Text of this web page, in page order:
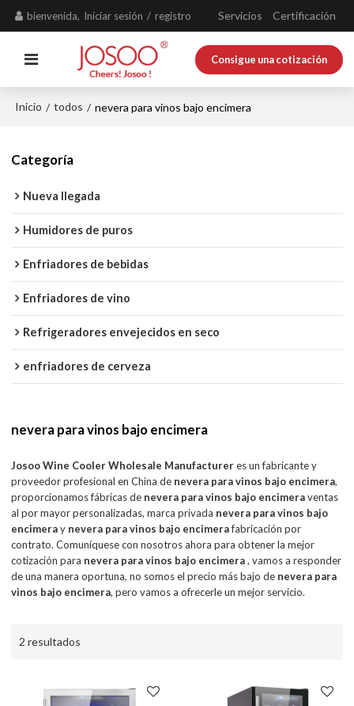
bienvenida, Iniciar sesión / registro Servicios Certificación
Consigue una cotización
Inicio / todos / nevera para vinos bajo encimera
Categoría
Nueva llegada
Humidores de puros
Enfriadores de bebidas
Enfriadores de vino
Refrigeradores envejecidos en seco
enfriadores de cerveza
nevera para vinos bajo encimera
Josoo Wine Cooler Wholesale Manufactureres un fabricante y
proveedor profesional en China de nevera para vinos bajo encimera,
proporcionamos fábricas de nevera para vinos bajo encimeraventas
al por mayor personalizadas, marca privada nevera para vinos bajo
encimeray nevera para vinos bajo encimerafabricación por
contrato. Comuníquese con nosotros ahora para obtener la mejor
cotización para nevera para vinos bajo encimera, vamos a responder
de una manera oportuna, no somos el precio más bajo de nevera para
vinos bajo encimera, pero vamos a ofrecerle un mejor servicio.
2 resultados